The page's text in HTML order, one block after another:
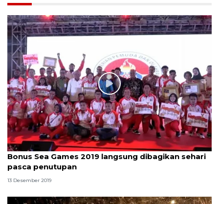
Bonus Sea Games 2019 langsung dibagikan sehari
pasca penutupan
13 Desember 2019